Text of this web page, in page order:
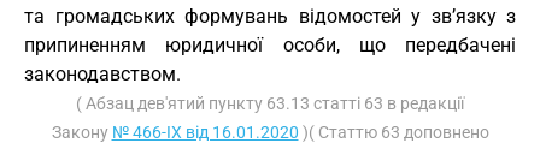
та громадських формувань відомостей у зв’язку з
припиненням юридичної особи, що передбачені
законодавством.
( Абзац дев'ятий пункту 63.13 статті 63 в редакції
Закону № 466-IX від 16.01.2020 )( Статтю 63 доповнено